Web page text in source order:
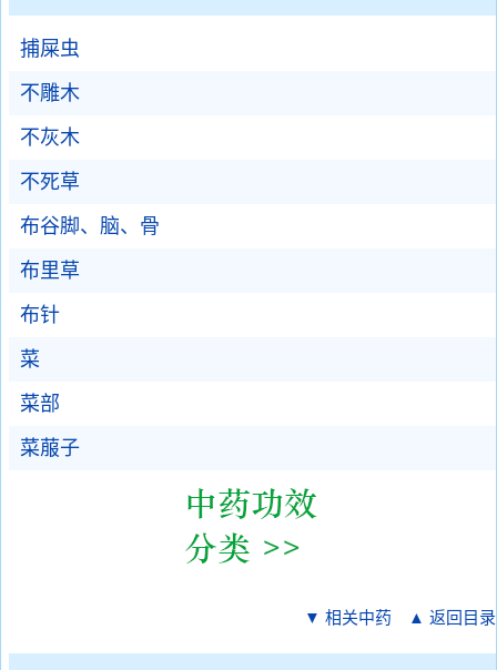
捕屎虫
不雕木
不灰木
不死草
布谷脚、脑、骨
布里草
布针
菜
菜部
菜菔子
▼ 相关中药 ▲ 返回目录